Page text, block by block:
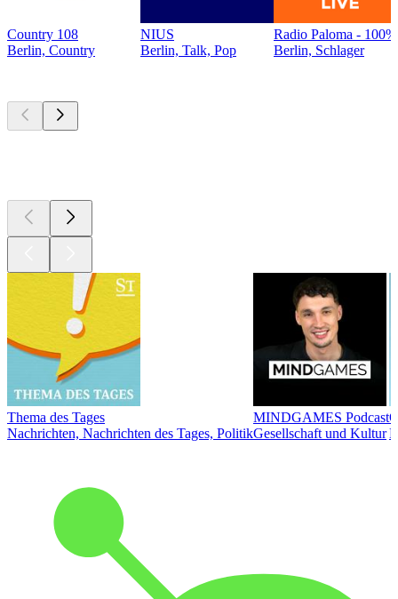
Country 108
Berlin, Country
NIUS
Berlin, Talk, Pop
Radio Paloma -
Berlin, Schlager
Thema des Tages
Nachrichten, Nachrichten des Tages, Politik
MINDGAMES Podcast
Gesellschaft und Kultur